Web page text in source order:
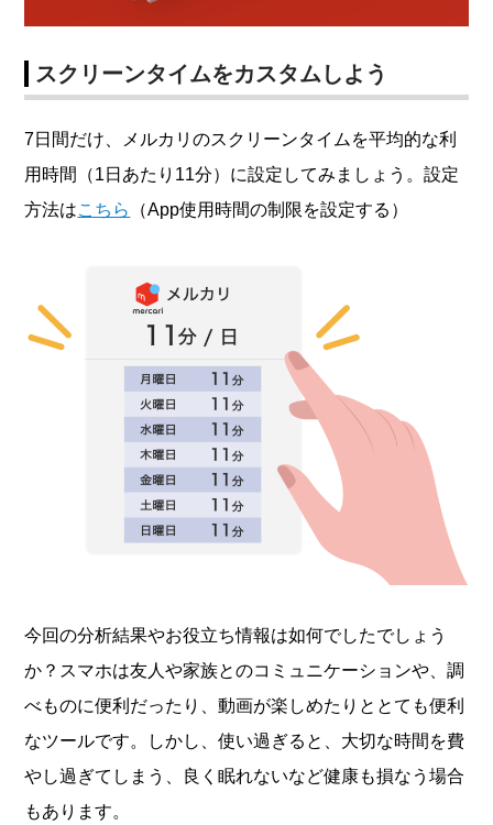
スクリーンタイムをカスタムしよう
7日間だけ、メルカリのスクリーンタイムを平均的な利
用時間（1日あたり11分）に設定してみましょう。設定
方法はこちら （App使用時間の制限を設定する）
今回の分析結果やお役立ち情報は如何でしたでしょう
か？スマホは友人や家族とのコミュニケーションや、調
べものに便利だったり、動画が楽しめたりととても便利
なツールです。しかし、使い過ぎると、大切な時間を費
やし過ぎてしまう、良く眠れないなど健康も損なう場合
もあります。